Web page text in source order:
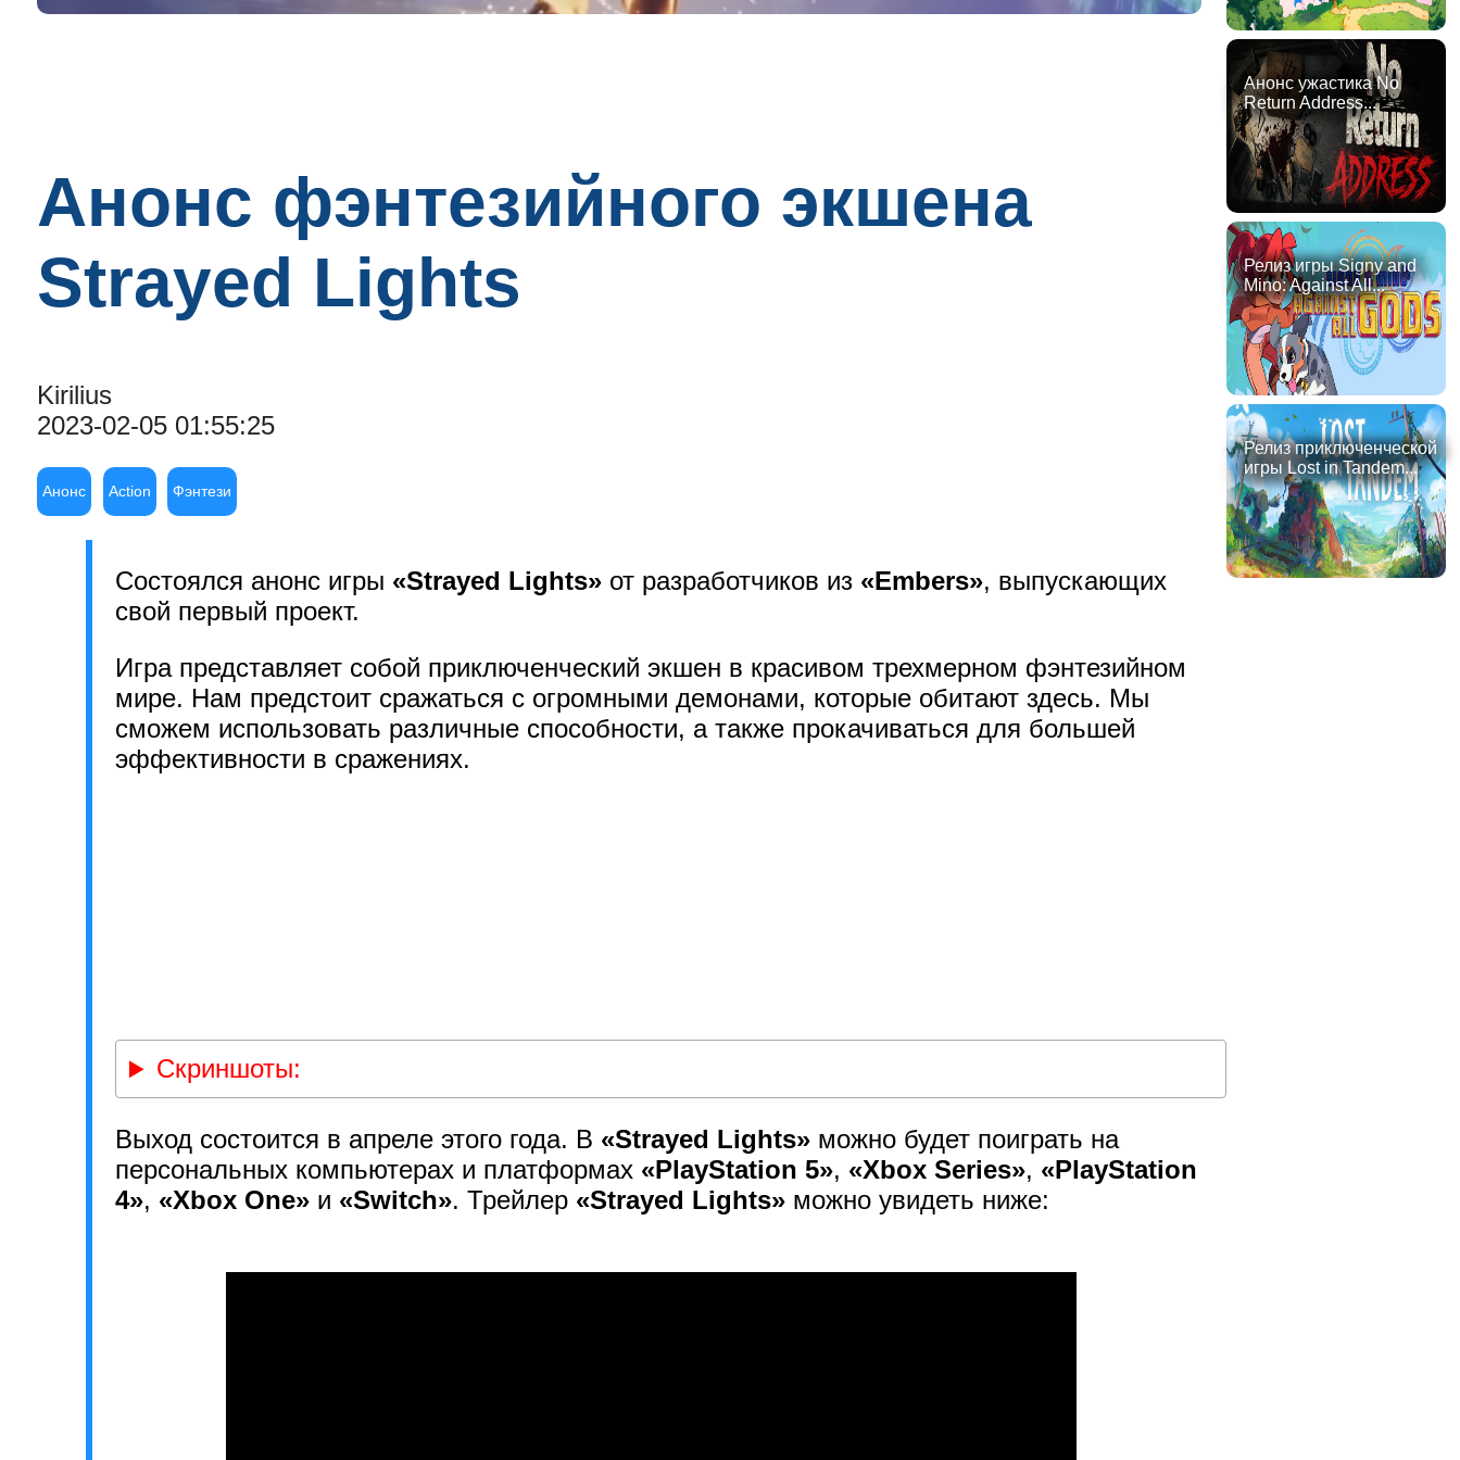
Анонс фэнтезийного экшена
Strayed Lights
Kirilius
2023-02-05 01:55:25
Анонс Action Фэнтези
Состоялся анонс игры «Strayed Lights» от разработчиков из «Embers», выпускающих
свой первый проект.
Игра представляет собой приключенческий экшен в красивом трехмерном фэнтезийном
мире. Нам предстоит сражаться с огромными демонами, которые обитают здесь. Мы
сможем использовать различные способности, а также прокачиваться для большей
эффективности в сражениях.
Скриншоты:
Выход состоится в апреле этого года. В «Strayed Lights» можно будет поиграть на
персональных компьютерах и платформах «PlayStation 5», «Xbox Series», «PlayStation
4», «Xbox One» и «Switch». Трейлер «Strayed Lights» можно увидеть ниже:
Анонс ужастика No
Return Address...
Релиз игры Signy and
Mino: Against All...
Релиз приключенческой
игры Lost in Tandem...